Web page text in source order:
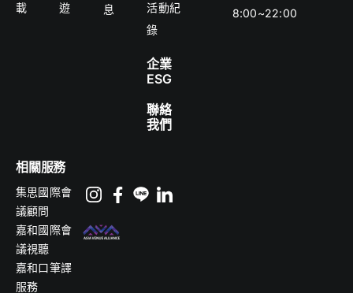
載
遊
息
活動紀
錄
企業
ESG
聯絡
我們
8:00~22:00
相關服務
集思國際會
議顧問
嘉和國際會
議視聽
嘉和口筆譯
服務